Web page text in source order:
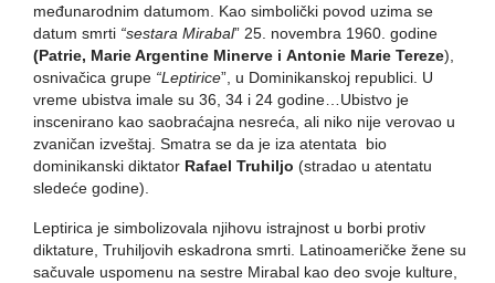
međunarodnim datumom. Kao simbolički povod uzima se
datum smrti “sestara Mirabal” 25. novembra 1960. godine
(Patrie, Marie Argentine Minerve i Antonie Marie Tereze),
osnivačica grupe “Leptirice”, u Dominikanskoj republici. U
vreme ubistva imale su 36, 34 i 24 godine…Ubistvo je
inscenirano kao saobraćajna nesreća, ali niko nije verovao u
zvaničan izveštaj. Smatra se da je iza atentata bio
dominikanski diktator Rafael Truhiljo (stradao u atentatu
sledeće godine).
Leptirica je simbolizovala njihovu istrajnost u borbi protiv
diktature, Truhiljovih eskadrona smrti. Latinoameričke žene su
sačuvale uspomenu na sestre Mirabal kao deo svoje kulture,